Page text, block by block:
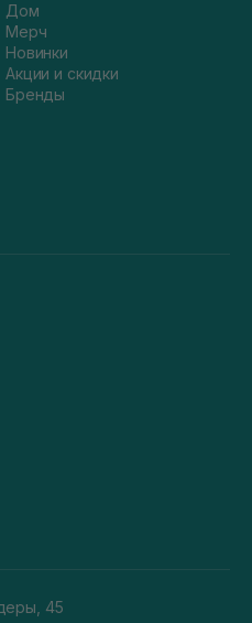
Дом
Мерч
Новинки
Акции и скидки
Бренды
45